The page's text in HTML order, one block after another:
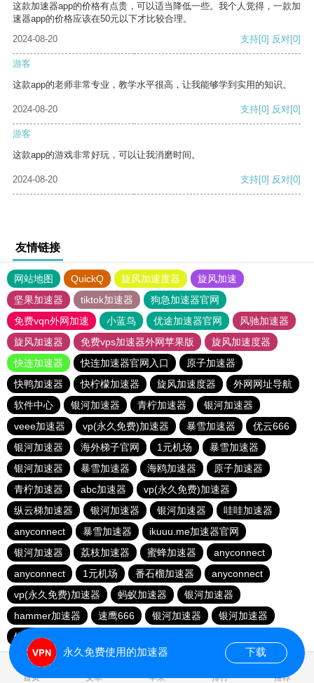
这款加速器app的价格有点贵，可以适当降低一些。我个人觉得，一款加
速器app的价格应该在50元以下才比较合理。
2024-08-20
支持[0] 反对[0]
游客
这款app的老师非常专业，教学水平很高，让我能够学到实用的知识。
2024-08-20 支持[0] 反对[0]
游客
这款app的游戏非常好玩，可以让我消磨时间。
2024-08-20 支持[0] 反对[0]
友情链接
网站地图 QuickQ 旋风加速度器
旋风加速
坚果加速器
tiktok加速器
狗急加速器官网
免费vqn外网加速
小蓝鸟 优途加速器官网
风驰加速器
旋风加速器
免费vps加速器外网苹果版
旋风加速度器
快连加速器
快连加速器官网入口
原子加速器
快鸭加速器
快柠檬加速器 旋风加速度器
外网网址导航
软件中心
银河加速器 青柠加速器
银河加速器
veee加速器
vp(永久免费)加速器 暴雪加速器
优云666
银河加速器
海外梯子官网 1元机场
暴雪加速器
银河加速器
暴雪加速器 海鸥加速器
原子加速器
青柠加速器
abc加速器
vp(永久免费)加速器
纵云梯加速器
银河加速器 银河加速器
哇哇加速器
anyconnect
暴雪加速器
ikuuu.me加速器官网
银河加速器
荔枝加速器 蜜蜂加速器
anyconnect
anyconnect
1元机场 番石榴加速器
anyconnect
vp(永久免费)加速器
蚂蚁加速器
银河加速器
hammer加速器
速鹰666 银河加速器
银河加速器
银河加速器
首页 安卓 苹果 排行 推荐
永久免费使用的加速器 下载
0.444349s